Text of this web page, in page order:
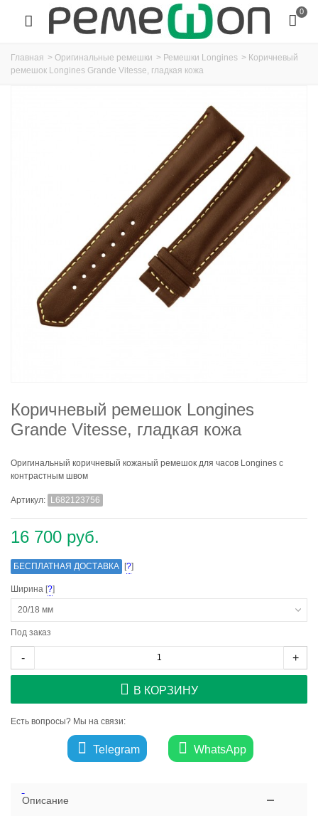
0
Главная > Оригинальные ремешки > Ремешки Longines > Коричневый
ремешок Longines Grande Vitesse, гладкая кожа
Коричневый ремешок Longines
Grande Vitesse, гладкая кожа
Оригинальный коричневый кожаный ремешок для часов Longines с
контрастным швом
Артикул: L682123756
16 700 руб.
БЕСПЛАТНАЯ ДОСТАВКА [?]
Ширина [?]
20/18 мм
Под заказ
- +
В КОРЗИНУ
Есть вопросы? Мы на связи:
Telegram WhatsApp
Описание